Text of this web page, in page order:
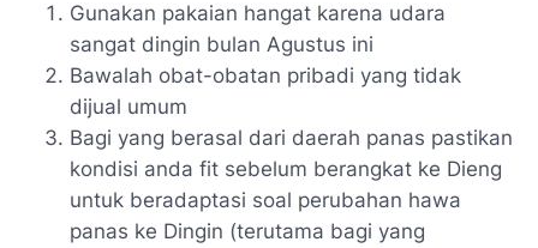
Gunakan pakaian hangat karena udara
sangat dingin bulan Agustus ini
Bawalah obat-obatan pribadi yang tidak
dijual umum
Bagi yang berasal dari daerah panas pastikan
kondisi anda fit sebelum berangkat ke Dieng
untuk beradaptasi soal perubahan hawa
panas ke Dingin (terutama bagi yang